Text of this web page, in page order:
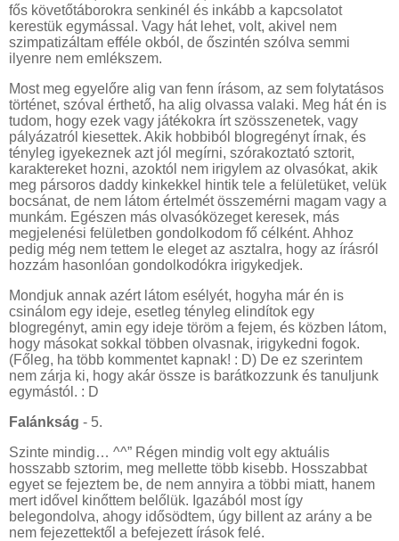
fős követőtáborokra senkinél és inkább a kapcsolatot
kerestük egymással. Vagy hát lehet, volt, akivel nem
szimpatizáltam efféle okból, de őszintén szólva semmi
ilyenre nem emlékszem.
Most meg egyelőre alig van fenn írásom, az sem folytatásos
történet, szóval érthető, ha alig olvassa valaki. Meg hát én is
tudom, hogy ezek vagy játékokra írt szösszenetek, vagy
pályázatról kiesettek. Akik hobbiból blogregényt írnak, és
tényleg igyekeznek azt jól megírni, szórakoztató sztorit,
karaktereket hozni, azoktól nem irigylem az olvasókat, akik
meg pársoros daddy kinkekkel hintik tele a felületüket, velük
bocsánat, de nem látom értelmét összemérni magam vagy a
munkám. Egészen más olvasóközeget keresek, más
megjelenési felületben gondolkodom fő célként. Ahhoz
pedig még nem tettem le eleget az asztalra, hogy az írásról
hozzám hasonlóan gondolkodókra irigykedjek.
Mondjuk annak azért látom esélyét, hogyha már én is
csinálom egy ideje, esetleg tényleg elindítok egy
blogregényt, amin egy ideje töröm a fejem, és közben látom,
hogy másokat sokkal többen olvasnak, irigykedni fogok.
(Főleg, ha több kommentet kapnak! : D) De ez szerintem
nem zárja ki, hogy akár össze is barátkozzunk és tanuljunk
egymástól. : D
Falánkság - 5.
Szinte mindig… ^^” Régen mindig volt egy aktuális
hosszabb sztorim, meg mellette több kisebb. Hosszabbat
egyet se fejeztem be, de nem annyira a többi miatt, hanem
mert idővel kinőttem belőlük. Igazából most így
belegondolva, ahogy idősödtem, úgy billent az arány a be
nem fejezettektől a befejezett írások felé.